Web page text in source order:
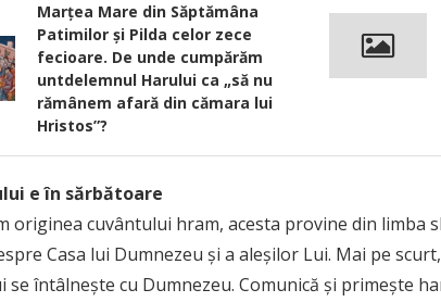
Marțea Mare din Săptămâna
Patimilor și Pilda celor zece
fecioare. De unde cumpărăm
untdelemnul Harului ca „să nu
rămânem afară din cămara lui
Hristos”?
e în sărbătoare
originea cuvântului hram, acesta provine din limba
Casa lui Dumnezeu și a aleșilor Lui. Mai pe
se întâlneşte cu Dumnezeu. Comunică și primește